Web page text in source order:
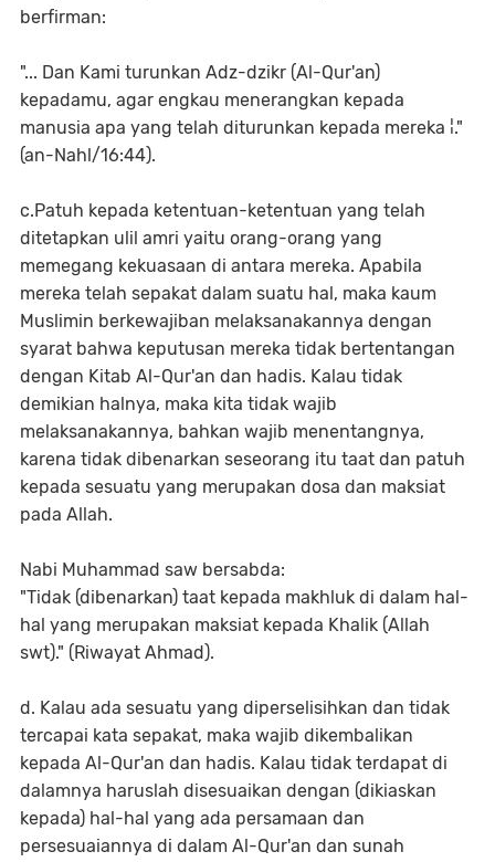
berfirman:
"... Dan Kami turunkan Adz-dzikr (Al-Qur'an)
kepadamu, agar engkau menerangkan kepada
manusia apa yang telah diturunkan kepada mereka ¦."
(an-Nahl/16:44).
c.Patuh kepada ketentuan-ketentuan yang telah
ditetapkan ulil amri yaitu orang-orang yang
memegang kekuasaan di antara mereka. Apabila
mereka telah sepakat dalam suatu hal, maka kaum
Muslimin berkewajiban melaksanakannya dengan
syarat bahwa keputusan mereka tidak bertentangan
dengan Kitab Al-Qur'an dan hadis. Kalau tidak
demikian halnya, maka kita tidak wajib
melaksanakannya, bahkan wajib menentangnya,
karena tidak dibenarkan seseorang itu taat dan patuh
kepada sesuatu yang merupakan dosa dan maksiat
pada Allah.
Nabi Muhammad saw bersabda:
"Tidak (dibenarkan) taat kepada makhluk di dalam hal-
hal yang merupakan maksiat kepada Khalik (Allah
swt)." (Riwayat Ahmad).
d. Kalau ada sesuatu yang diperselisihkan dan tidak
tercapai kata sepakat, maka wajib dikembalikan
kepada Al-Qur'an dan hadis. Kalau tidak terdapat di
dalamnya haruslah disesuaikan dengan (dikiaskan
kepada) hal-hal yang ada persamaan dan
persesuaiannya di dalam Al-Qur'an dan sunah